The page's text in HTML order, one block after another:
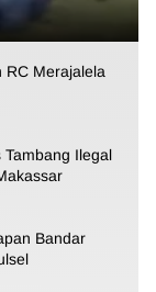
RC Merajalela
Ilegal
Bandar